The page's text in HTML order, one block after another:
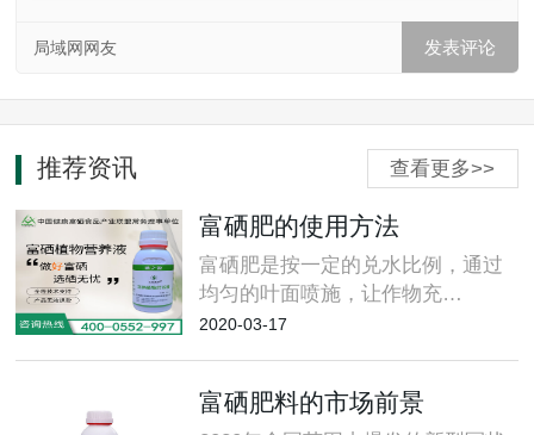
局域网网友
查看更多>>
推荐资讯
富硒肥的使用方法
富硒肥是按一定的兑水比例，通过
均匀的叶面喷施，让作物充…
2020-03-17
富硒肥料的市场前景